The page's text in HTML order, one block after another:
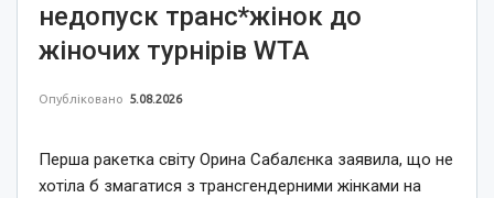
недопуск транс*жінок до
жіночих турнірів WTA
Опубліковано 5.08.2026
Перша ракетка світу Орина Сабалєнка заявила, що не
хотіла б змагатися з трансгендерними жінками на